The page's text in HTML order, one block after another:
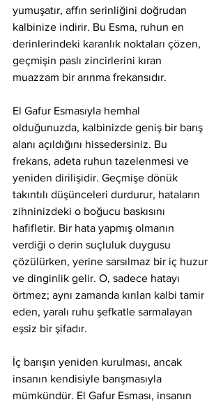
yumuşatır, affın serinliğini doğrudan
kalbinize indirir. Bu Esma, ruhun en
derinlerindeki karanlık noktaları çözen,
geçmişin paslı zincirlerini kıran
muazzam bir arınma frekansıdır.
El Gafur Esmasıyla hemhal
olduğunuzda, kalbinizde geniş bir barış
alanı açıldığını hissedersiniz. Bu
frekans, adeta ruhun tazelenmesi ve
yeniden dirilişidir. Geçmişe dönük
takıntılı düşünceleri durdurur, hataların
zihninizdeki o boğucu baskısını
hafifletir. Bir hata yapmış olmanın
verdiği o derin suçluluk duygusu
çözülürken, yerine sarsılmaz bir iç huzur
ve dinginlik gelir. O, sadece hatayı
örtmez; aynı zamanda kırılan kalbi tamir
eden, yaralı ruhu şefkatle sarmalayan
eşsiz bir şifadır.
İç barışın yeniden kurulması, ancak
insanın kendisiyle barışmasıyla
mümkündür. El Gafur Esması, insanın